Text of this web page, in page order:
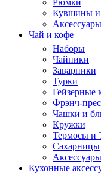
Рюмки
Кувшины и
Чай и кофе
Наборы
Чайники
Заварники
Турки
Гейзерные
Фрэнч-
Чашки и
Кружки
Термосы и
Сахарницы
Кухонные